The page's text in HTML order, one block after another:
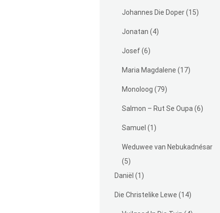
Johannes Die Doper(15)
Jonatan (4)
Josef(6)
Maria Magdalene (17)
Monoloog (79)
Salmon – Rut Se Oupa (6)
Samuel (1)
Weduwee van Nebukadnésar
(5)
Daniël (1)
Die Christelike Lewe (14)